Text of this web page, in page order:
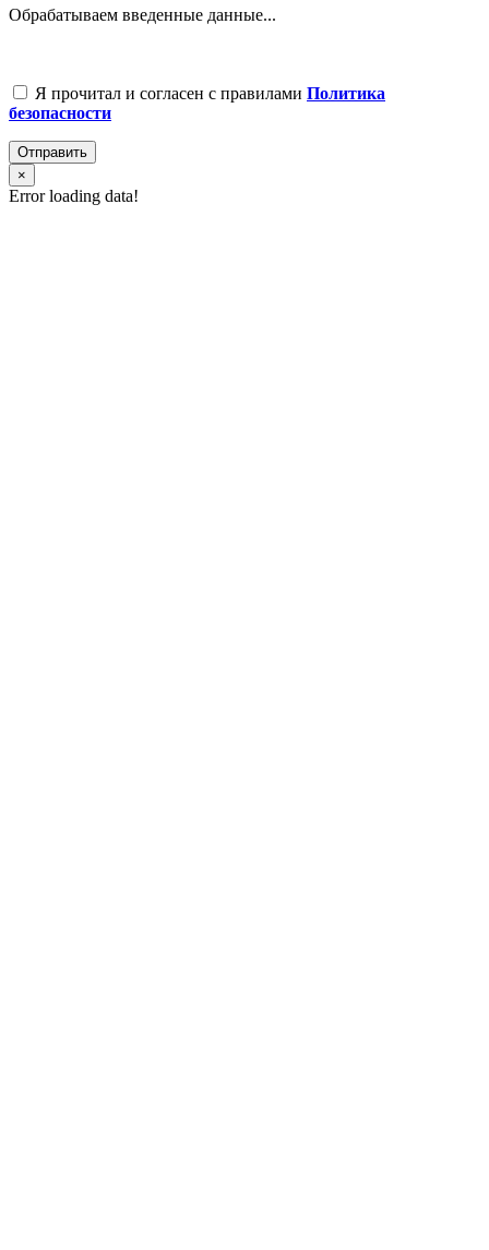
Обрабатываем введенные данные...
Я прочитал и согласен с правилами Политика
безопасности
Отправить
×
Error loading data!